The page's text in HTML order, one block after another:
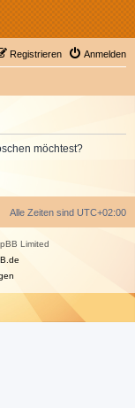
Anmelden
Registrieren
möchtest?
Alle Zeiten sind UTC+02:00
Limited